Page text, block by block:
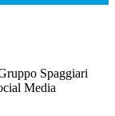
Spaggiari
Media